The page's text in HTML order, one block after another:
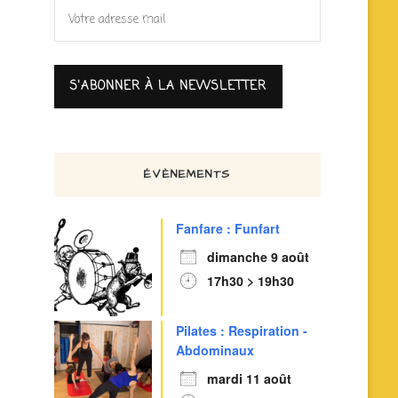
ÉVÈNEMENTS
Fanfare : Funfart
dimanche 9 août
17h30 > 19h30
Pilates : Respiration -
Abdominaux
mardi 11 août